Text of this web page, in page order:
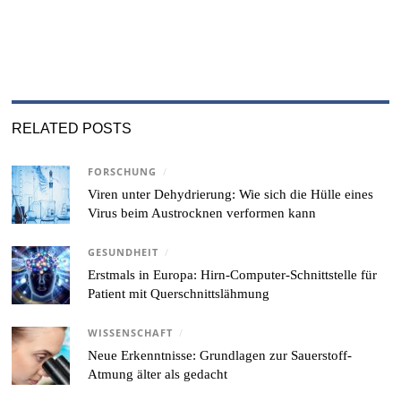
RELATED POSTS
FORSCHUNG /
Viren unter Dehydrierung: Wie sich die Hülle eines
Virus beim Austrocknen verformen kann
GESUNDHEIT /
Erstmals in Europa: Hirn-Computer-Schnittstelle für
Patient mit Querschnittslähmung
WISSENSCHAFT /
Neue Erkenntnisse: Grundlagen zur Sauerstoff-
Atmung älter als gedacht